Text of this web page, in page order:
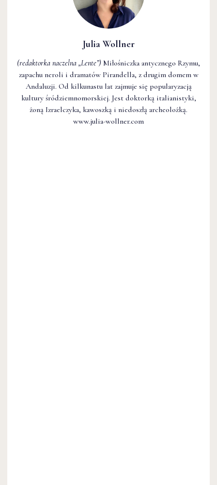
Julia Wollner
(redaktorka naczelna „Lente”) Miłośniczka antycznego Rzymu,
zapachu neroli i dramatów Pirandella, z drugim domem w
Andaluzji. Od kilkunastu lat zajmuje się popularyzacją
kultury śródziemnomorskiej. Jest doktorką italianistyki,
żoną Izraelczyka, kawoszką i niedoszłą archeolożką.
www.julia-wollner.com